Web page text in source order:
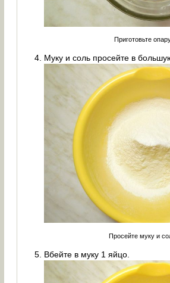
Приготовьте
Муку и соль просейте в
Просейте муку и
Вбейте в муку 1 яйцо.